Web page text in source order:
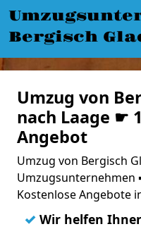
Bergisch
Umzug von
nach Laage ☛
Angebot
Umzug von Bergisch
Umzugsunternehmen
Kostenlose Angebote
✓ Wir helfen